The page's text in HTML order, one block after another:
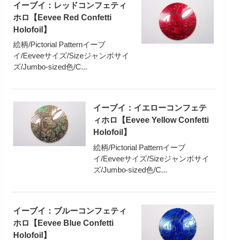
イーブイ：レッドコンフェティ
ホロ【Eevee Red Confetti
Holofoil】
絵柄/Pictorial Patternイーブ
イ/Eeveeサイズ/Sizeジャンボサイ
ズ/Jumbo-sized色/C...
イーブイ：イエローコンフェテ
ィホロ【Eevee Yellow Confetti
Holofoil】
絵柄/Pictorial Patternイーブ
イ/Eeveeサイズ/Sizeジャンボサイ
ズ/Jumbo-sized色/C...
イーブイ：ブルーコンフェティ
ホロ【Eevee Blue Confetti
Holofoil】